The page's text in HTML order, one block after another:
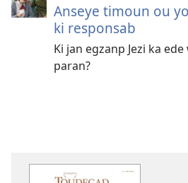
Anseye timoun ou
ki responsab
Ki jan egzanp Jezi ka
paran?